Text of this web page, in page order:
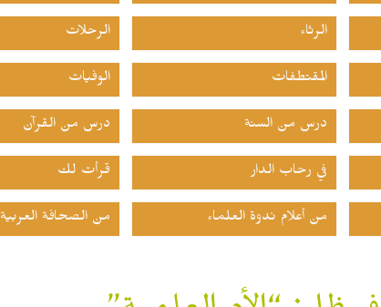
الرثاء الرحلات
المقتطفات الوفيات
درس من السنة درس من القرآن
في رحاب الدار قرأت لك
من أعلام ندوة العلماء من الصحافة العربية